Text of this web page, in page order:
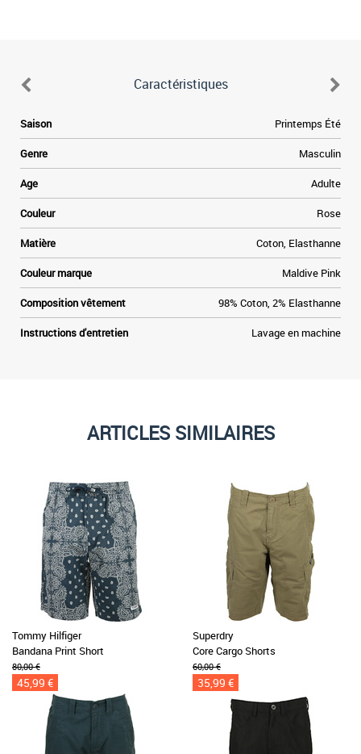
Caractéristiques
Saison Printemps Été
Genre Masculin
Age Adulte
Couleur Rose
Matière Coton, Elasthanne
Couleur marque Maldive Pink
Composition vêtement 98% Coton, 2% Elasthanne
Instructions d'entretien Lavage en machine
ARTICLES SIMILAIRES
Tommy Hilfiger
Bandana Print Short
80,00 €
45,99 €
Superdry
Core Cargo Shorts
60,00 €
35,99 €